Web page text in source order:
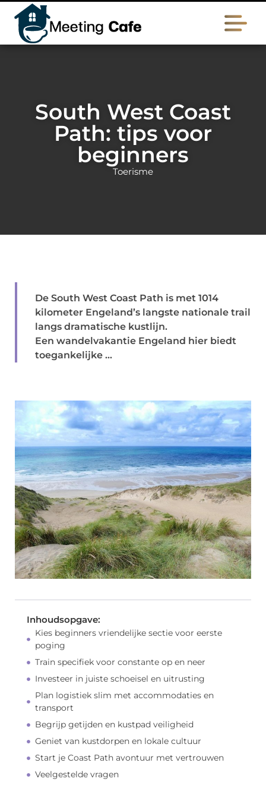
South West Coast
Path: tips voor
beginners
Toerisme
De South West Coast Path is met 1014
kilometer Engeland’s langste nationale trail
langs dramatische kustlijn.
Een wandelvakantie Engeland hier biedt
toegankelijke ...
Inhoudsopgave:
Kies beginners vriendelijke sectie voor eerste
poging
Train specifiek voor constante op en neer
Investeer in juiste schoeisel en uitrusting
Plan logistiek slim met accommodaties en
transport
Begrijp getijden en kustpad veiligheid
Geniet van kustdorpen en lokale cultuur
Start je Coast Path avontuur met vertrouwen
Veelgestelde vragen